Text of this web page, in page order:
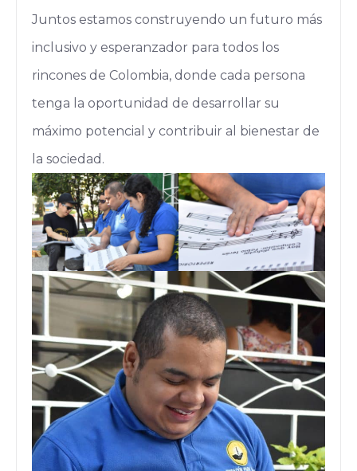
Juntos estamos construyendo un futuro más
inclusivo y esperanzador para todos los
rincones de Colombia, donde cada persona
tenga la oportunidad de desarrollar su
máximo potencial y contribuir al bienestar de
la sociedad.